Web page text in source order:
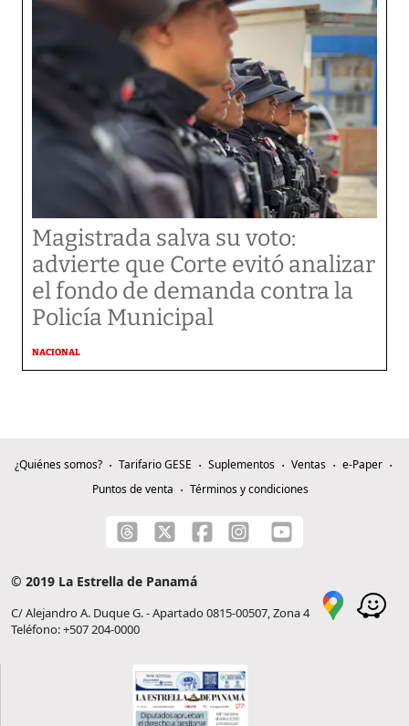
Magistrada salva su voto:
advierte que Corte evitó analizar
el fondo de demanda contra la
Policía Municipal
NACIONAL
¿Quiénes somos? Tarifario GESE Suplementos Ventas
e-Paper
Puntos de venta
Términos y condiciones
© 2019 La Estrella de Panamá
C/ Alejandro A. Duque G. - Apartado 0815-00507, Zona 4
Teléfono: +507 204-0000